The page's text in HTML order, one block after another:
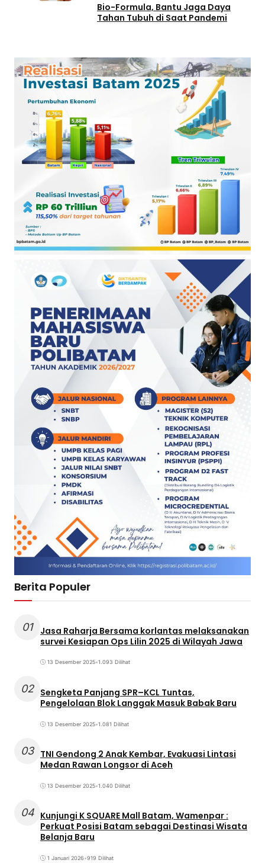
Bio-Formula, Bantu Jaga Daya
Tahan Tubuh di Saat Pandemi
Berita Populer
01
Jasa Raharja Bersama korlantas melaksanakan
survei Kesiapan Ops Lilin 2025 di Wilayah Jawa
13 Desember 2025•1.093 Dilihat
02 Sengketa Panjang SPR–KCL Tuntas,
Pengelolaan Blok Langgak Masuk Babak Baru
13 Desember 2025•1.081 Dilihat
03 TNI Gendong 2 Anak Kembar, Evakuasi Lintasi
Medan Rawan Longsor di Aceh
13 Desember 2025•1.040 Dilihat
04 Kunjungi K SQUARE Mall Batam, Wamenpar :
Perkuat Posisi Batam sebagai Destinasi Wisata
Belanja Baru
1 Januari 2026•919 Dilihat